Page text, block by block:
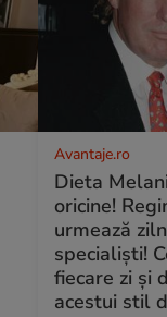
Avantaje.ro
Dieta
oricine!
urmează
specialiști!
fiecare zi și
acestui stil